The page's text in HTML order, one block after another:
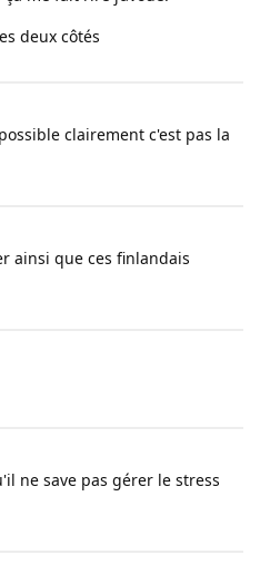
deux côtés
clairement c'est pas la
ainsi que ces finlandais
ne save pas gérer le stress